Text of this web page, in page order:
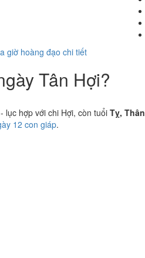
giờ hoàng đạo chi tiết
Tân Hợi?
lục hợp với chi Hợi, còn tuổi Tỵ, Thân
12 con giáp.